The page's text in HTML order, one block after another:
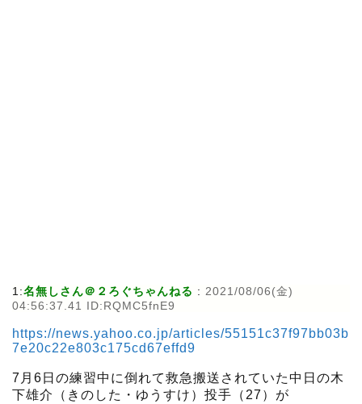
1:名無しさん＠２ろぐちゃんねる : 2021/08/06(金)
04:56:37.41 ID:RQMC5fnE9
https://news.yahoo.co.jp/articles/55151c37f97bb03b
7e20c22e803c175cd67effd9
7月6日の練習中に倒れて救急搬送されていた中日の木
下雄介（きのした・ゆうすけ）投手（27）が